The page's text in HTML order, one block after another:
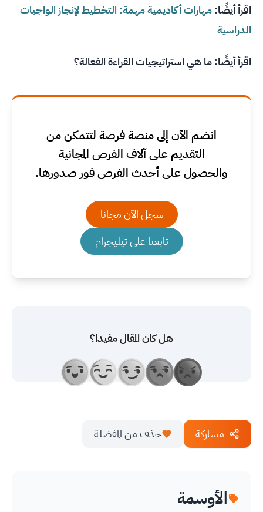
اقرأ أيضًا:مهارات أكاديمية مهمة: التخطيط لإنجاز الواجبات
الدراسية
اقرأ أيضًا:ما هي استراتيجيات القراءة الفعالة؟
انضم الآن إلى منصة فرصة لتتمكن من
التقديم على آلاف الفرص المجانية
والحصول على أحدث الفرص فور صدورها.
سجل الآن مجانا
تابعنا على تيليجرام
هل كان المقال مفيدا؟
مشاركة حذف من المفضلة
الأوسمة